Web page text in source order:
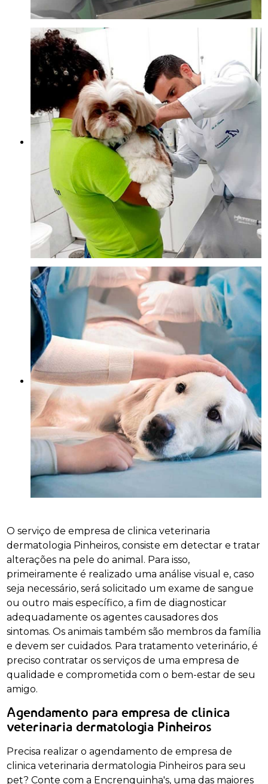
O serviço de empresa de clinica veterinaria
dermatologia Pinheiros, consiste em detectar e tratar
alterações na pele do animal. Para isso,
primeiramente é realizado uma análise visual e, caso
seja necessário, será solicitado um exame de sangue
ou outro mais específico, a fim de diagnosticar
adequadamente os agentes causadores dos
sintomas. Os animais também são membros da família
e devem ser cuidados. Para tratamento veterinário, é
preciso contratar os serviços de uma empresa de
qualidade e comprometida com o bem-estar de seu
amigo.
Agendamento para empresa de clinica
veterinaria dermatologia Pinheiros
Precisa realizar o agendamento de empresa de
clinica veterinaria dermatologia Pinheiros para seu
pet? Conte com a Encrenquinha's, uma das maiores